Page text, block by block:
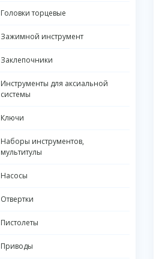
Головки торцевые
Зажимной инструмент
Заклепочники
Инструменты для аксиальной
системы
Ключи
Наборы инструментов,
мультитулы
Насосы
Отвертки
Пистолеты
Приводы